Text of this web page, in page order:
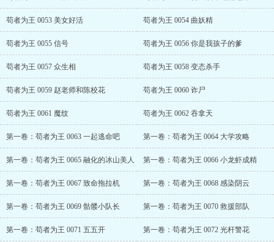
苟者为王 0053 美女好活 苟者为王 0054 曲妖精
苟者为王 0055 信号 苟者为王 0056 你是我孩子的爹
苟者为王 0057 众生相 苟者为王 0058 变态杀手
苟者为王 0059 赵老师和陈校花 苟者为王 0060 诈尸
苟者为王 0061 魔纹 苟者为王 0062 吞拿天
第一卷：苟者为王 0063 一起逃命吧 第一卷：苟者为王 0064 大学攻略
第一卷：苟者为王 0065 融化的冰山美人 第一卷：苟者为王 0066 小龙虾成精
第一卷：苟者为王 0067 致命拖拉机 第一卷：苟者为王 0068 感染阴云
第一卷：苟者为王 0069 骷髅小队长 第一卷：苟者为王 0070 救援部队
第一卷：苟者为王 0071 五五开 第一卷：苟者为王 0072 光杆警花